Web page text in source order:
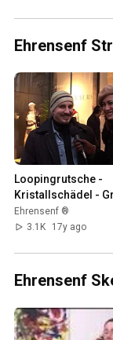
Ehrensenf
Loopingrutsche -
Kristallschädel -
Wissenschaft
Ehrensenf ®
3.1K
17y ago
Ehrensenf